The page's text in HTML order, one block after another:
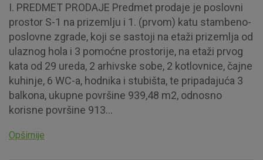
I. PREDMET PRODAJE Predmet prodaje je poslovni
prostor S-1 na prizemlju i 1. (prvom) katu stambeno-
poslovne zgrade, koji se sastoji na etaži prizemlja od
ulaznog hola i 3 pomoćne prostorije, na etaži prvog
kata od 29 ureda, 2 arhivske sobe, 2 kotlovnice, čajne
kuhinje, 6 WC-a, hodnika i stubišta, te pripadajuća 3
balkona, ukupne površine 939,48 m2, odnosno
korisne površine 913...
Opširnije